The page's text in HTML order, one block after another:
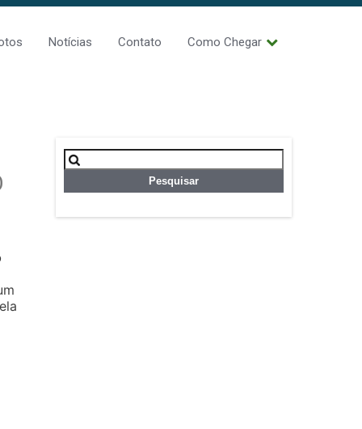
Notícias Contato Como Chegar
Pesquisar
por: